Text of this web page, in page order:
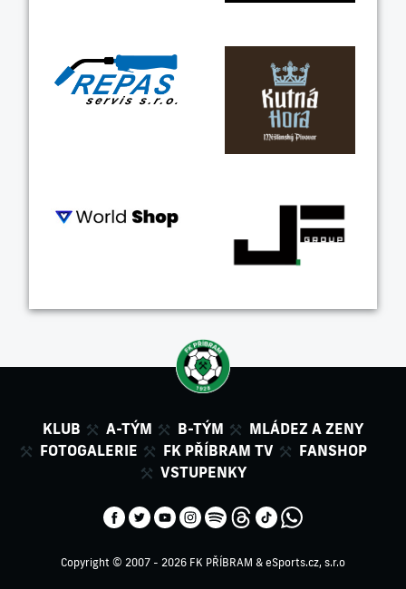
KLUB A-TÝM B-TÝM
MLÁDEZ A ZENY
FOTOGALERIE
FK PŘÍBRAM TV
FANSHOP
VSTUPENKY
Copyright © 2007 - 2026 FK PŘÍBRAM & eSports.cz, s.r.o